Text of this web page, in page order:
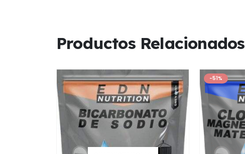
Productos Relacionados
-51%